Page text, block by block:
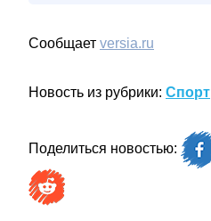
Сообщает versia.ru
Новость из рубрики: Спорт
Поделиться новостью: